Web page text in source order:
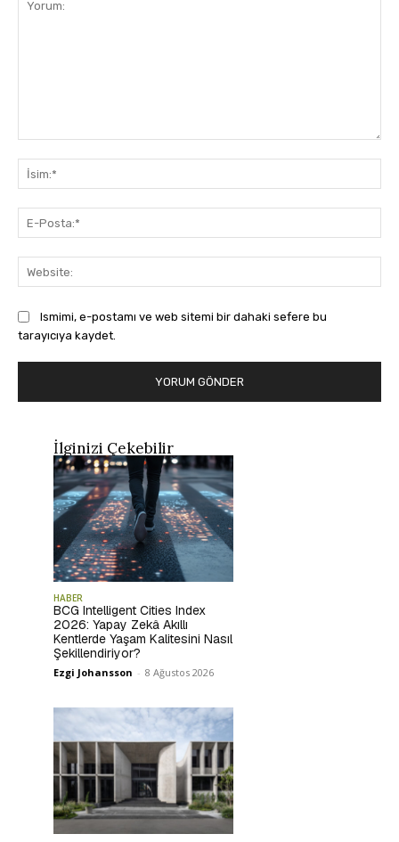
Ismimi, e-postamı ve web sitemi bir dahaki sefere bu
tarayıcıya kaydet.
İlginizi Çekebilir
HABER
BCG Intelligent Cities Index
2026: Yapay Zekâ Akıllı
Kentlerde Yaşam Kalitesini Nasıl
Şekillendiriyor?
Ezgi Johansson - 8 Ağustos 2026